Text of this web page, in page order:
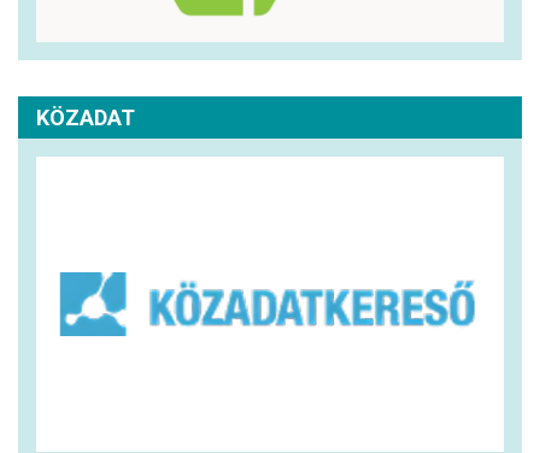
KÖZADAT